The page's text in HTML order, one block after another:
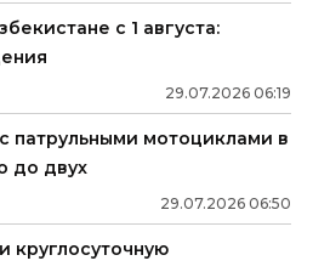
с 1 августа:
29.07.2026 06:19
патрульными мотоциклами в
до двух
29.07.2026 06:50
круглосуточную